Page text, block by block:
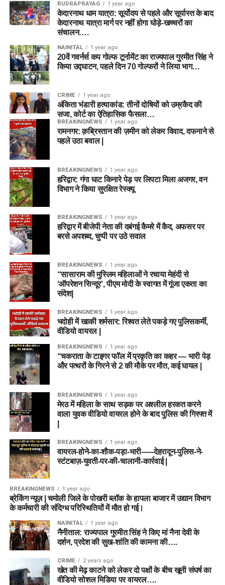
RUDRAPRAYAG 1 year ago
केदारनाथ धाम यात्रा: सूर्योदय से पहले और सूर्यास्त के बाद
केदारनाथ यात्रा मार्ग पर नहीं होगा घोड़े-खच्चरों का
संचालन….
NAINITAL 1 year ago
20वें गवर्नर्स कप गोल्फ टूर्नामेंट का राज्यपाल गुरमीत सिंह ने
किया उद्घाटन, पहले दिन 70 गोल्फरों ने लिया भाग…
CRIME 1 year ago
अंकिता भंडारी हत्याकांड: तीनों दोषियों को उम्रकैद की
सजा, कोर्ट का ऐतिहासिक फैसला…
BREAKINGNEWS 1 year ago
रामनगर: क़ब्रिस्तान की ज़मीन को लेकर विवाद, दफनाने से
पहले उठा बवाल |
BREAKINGNEWS 1 year ago
हरिद्वार: गंगा घाट किनारे पेड़ पर लिपटा मिला अजगर, वन
विभाग ने किया सुरक्षित रेस्क्यू
BREAKINGNEWS 1 year ago
हरिद्वार में बीजेपी नेता की दबंगई कैमरे में कैद, अफसर पर
बरसे अपशब्द, चुप्पी पर उठे सवाल
BREAKINGNEWS 1 year ago
“सासाराम की मुस्लिम महिलाओं ने रचाया मेहंदी से
‘ऑपरेशन सिन्दूर’, पीएम मोदी के स्वागत में गूंजा एकता का
संदेश|
BREAKINGNEWS 1 year ago
भदोही में खाकी शर्मसार: रिश्वत लेते पकड़े गए पुलिसकर्मी,
वीडियो वायरल |
BREAKINGNEWS 1 year ago
“चकराता के टाइगर फॉल में प्रकृति का कहर — भारी पेड़
और पत्थरों के गिरने से 2 की मौके पर मौत, कई घायल |
BREAKINGNEWS 1 year ago
मेरठ में महिला के साथ सड़क पर अश्लील हरकत करने
वाला युवक वीडियो वायरल होने के बाद पुलिस की गिरफ्त में
BREAKINGNEWS 1 year ago
वायरल-होने-का-शौक-पड़ा-भारी-—-देहरादून-पुलिस-ने-
स्टंटबाज़-युवती-पर-की-चालानी-कार्रवाई |
BREAKINGNEWS 1 year ago
ब्रेकिंग न्यूज़ | चमोली जिले के पोखरी ब्लॉक के हापला बाजार में उद्यान विभाग
के कर्मचारी की संदिग्ध परिस्थितियों में मौत हो गई।
NAINITAL 1 year ago
नैनीताल: राज्यपाल गुरमीत सिंह ने किए मां नैना देवी के
दर्शन, प्रदेश की सुख-शांति की कामना की….
CRIME 2 years ago
खेत की मेढ़ काटने को लेकर दो पक्षों के बीच खूनी संघर्ष का
वीडियो सोशल मिडिया पर वायरल….